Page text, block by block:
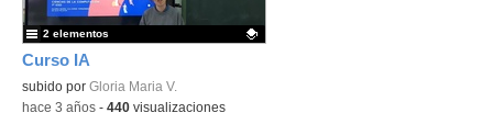
Curso IA
Contenido educativo.
subido por Gloria Maria V.
2 elementos
-hace 3 años - 440 visualizaciones